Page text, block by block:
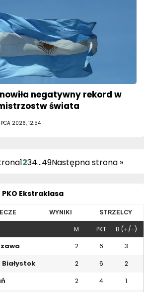
negatywny rekord w
świata
2026, 12:54
1234…49Następna strona »
PKO Ekstraklasa
WYNIKI STRZELCY
M PKT B (+/-)
2 6 3
2 6 2
2 4 1